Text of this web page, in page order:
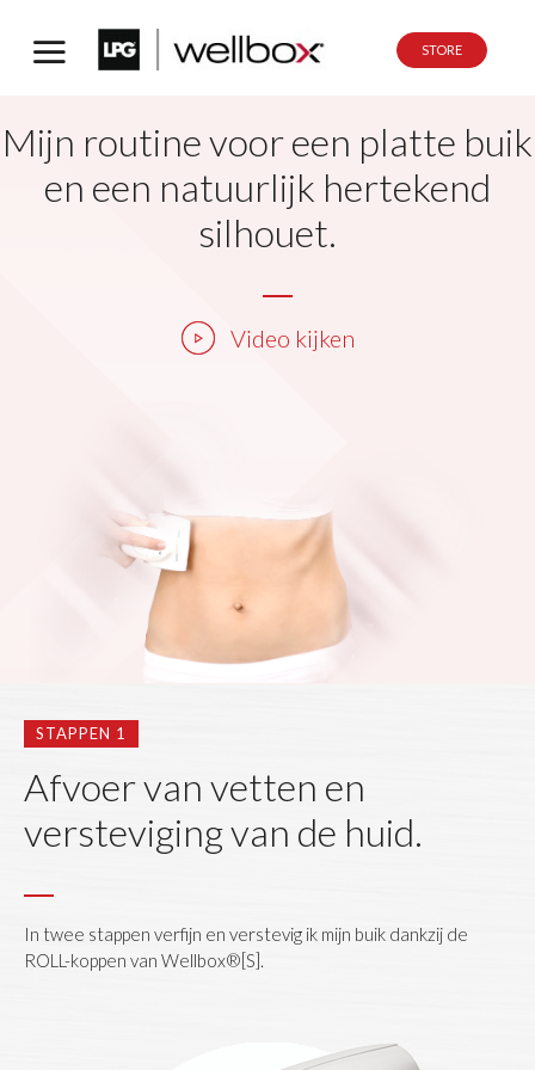
STORE
Mijn routine voor een platte buik
en een natuurlijk hertekend
silhouet.
Video kijken
STAPPEN 1
Afvoer van vetten en
versteviging van de huid.
In twee stappen verfijn en verstevig ik mijn buik dankzij de
ROLL-koppen van Wellbox®[S].